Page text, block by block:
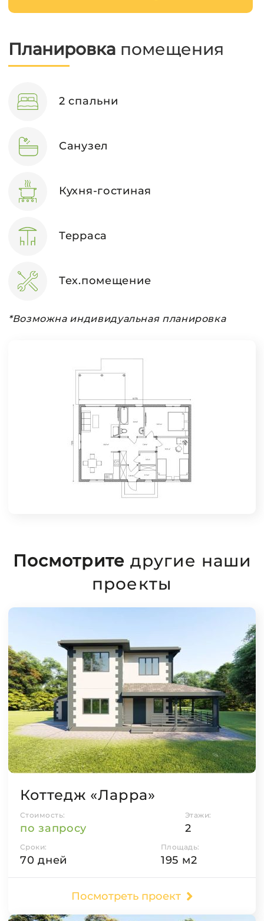
Планировка помещения
2 спальни
Санузел
Кухня-гостиная
Терраса
Тех.помещение
*Возможна индивидуальная планировка
Посмотрите другие наши
проекты
Коттедж «Ларра»
Стоимость:
по запросу
Этажи:
2
Сроки:
70 дней
Площадь:
195 м2
Посмотреть проект